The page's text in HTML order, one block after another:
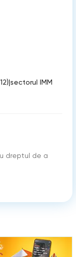
|sectorul IMM
dreptul de a